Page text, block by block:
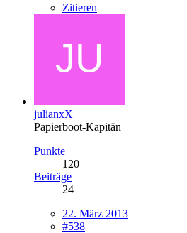
Zitieren
julianxX
Papierboot-Kapitän
Punkte
120
Beiträge
24
22. März 2013
#538